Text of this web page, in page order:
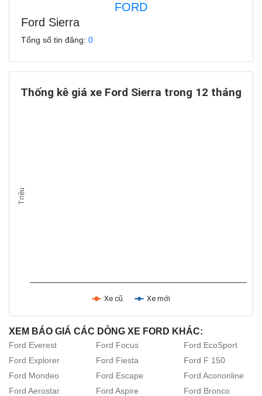
FORD
Ford Sierra
Tổng số tin đăng: 0
Triệu
Thống kê giá xe Ford Sierra trong 12 tháng
Xe cũ Xe mới
XEM BÁO GIÁ CÁC DÒNG XE FORD KHÁC:
Ford Everest Ford Focus
Ford EcoSport
Ford Explorer
Ford Fiesta
Ford F 150
Ford Mondeo
Ford Escape
Ford Acononline
Ford Aerostar
Ford Aspire
Ford Bronco